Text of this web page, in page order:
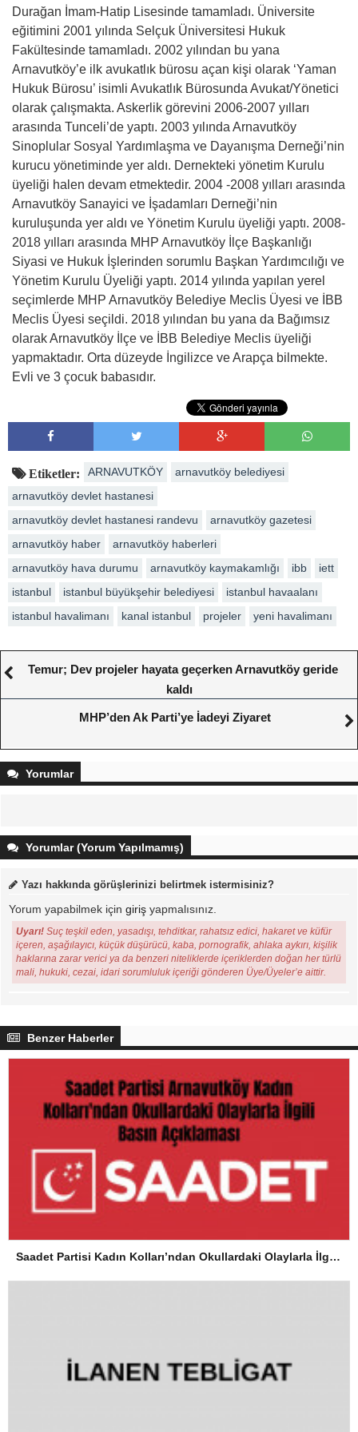
Durağan İmam-Hatip Lisesinde tamamladı. Üniversite
eğitimini 2001 yılında Selçuk Üniversitesi Hukuk
Fakültesinde tamamladı. 2002 yılından bu yana
Arnavutköy’e ilk avukatlık bürosu açan kişi olarak ‘Yaman
Hukuk Bürosu’ isimli Avukatlık Bürosunda Avukat/Yönetici
olarak çalışmakta. Askerlik görevini 2006-2007 yılları
arasında Tunceli’de yaptı. 2003 yılında Arnavutköy
Sinoplular Sosyal Yardımlaşma ve Dayanışma Derneği’nin
kurucu yönetiminde yer aldı. Dernekteki yönetim Kurulu
üyeliği halen devam etmektedir. 2004 -2008 yılları arasında
Arnavutköy Sanayici ve İşadamları Derneği’nin
kuruluşunda yer aldı ve Yönetim Kurulu üyeliği yaptı. 2008-
2018 yılları arasında MHP Arnavutköy İlçe Başkanlığı
Siyasi ve Hukuk İşlerinden sorumlu Başkan Yardımcılığı ve
Yönetim Kurulu Üyeliği yaptı. 2014 yılında yapılan yerel
seçimlerde MHP Arnavutköy Belediye Meclis Üyesi ve İBB
Meclis Üyesi seçildi. 2018 yılından bu yana da Bağımsız
olarak Arnavutköy İlçe ve İBB Belediye Meclis üyeliği
yapmaktadır. Orta düzeyde İngilizce ve Arapça bilmekte.
Evli ve 3 çocuk babasıdır.
Etiketler: ARNAVUTKÖY
arnavutköy belediyesi
arnavutköy devlet hastanesi
arnavutköy devlet hastanesi randevu
arnavutköy gazetesi
arnavutköy haber
arnavutköy haberleri
arnavutköy hava durumu
arnavutköy kaymakamlığı ibb
iett
istanbul
istanbul büyükşehir belediyesi
istanbul havaalanı
istanbul havalimanı
kanal istanbul projeler yeni havalimanı
Temur; Dev projeler hayata geçerken Arnavutköy geride
kaldı
MHP’den Ak Parti’ye İadeyi Ziyaret
Yorumlar
Yorumlar (Yorum Yapılmamış)
Yazı hakkında görüşlerinizi belirtmek istermisiniz?
Yorum yapabilmek için giriş yapmalısınız.
Uyarı! Suç teşkil eden, yasadışı, tehditkar, rahatsız edici, hakaret ve küfür
içeren, aşağılayıcı, küçük düşürücü, kaba, pornografik, ahlaka aykırı, kişilik
haklarına zarar verici ya da benzeri niteliklerde içeriklerden doğan her türlü
mali, hukuki, cezai, idari sorumluluk içeriği gönderen Üye/Üyeler’e aittir.
Benzer Haberler
Saadet Partisi Kadın Kolları’ndan Okullardaki Olaylarla İlgili Basın Açıklaması